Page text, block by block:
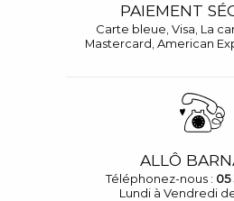
PAIEMENT
Carte bleue, Visa, La
Mastercard, American
ALLÔ
Téléphonez-nous : 05
Lundi à Vendredi